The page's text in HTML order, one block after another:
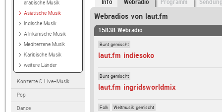
arabische Musik
Asiatische Musik
Indische Musik
Afrikanische Musik
Mediterrane Musik
Karibische Musik
weitere Länder
Konzerte & Live-Musik
Pop
Dance
Info Webradio Programm
Webradios von laut.fm
15838 Webradio
Bunt gemischt
laut.fm indiesoko
Bunt gemischt
laut.fm ingridsworldmix
Folk Weltmusik gemischt